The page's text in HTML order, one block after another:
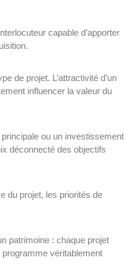
capable d’apporter
de projet. L’attractivité d’un
influencer la valeur du
ou un investissement
déconnecté des objectifs
du projet, les priorités de
patrimoine : chaque projet
programme véritablement